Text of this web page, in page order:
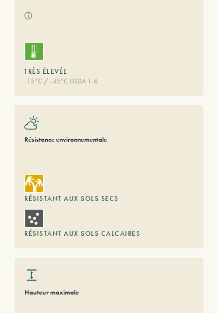
ⓘ
TRÈS ÉLEVÉE
-15°C / -45°C USDA 1-6
Résistance environnementale
RÉSISTANT AUX SOLS SECS
RÉSISTANT AUX SOLS CALCAIRES
Hauteur maximale